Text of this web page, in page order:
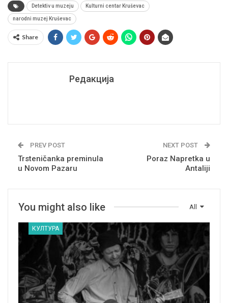
Detektiv u muzeju Kulturni centar Kruševac
narodni muzej Kruševac
Share
Редакција
PREV POST
Trsteničanka preminula
u Novom Pazaru
NEXT POST
Poraz Napretka u
Antaliji
All
You might also like
КУЛТУРА